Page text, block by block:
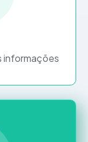
informações